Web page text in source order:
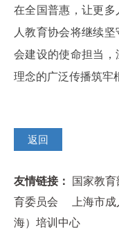
在全国普惠，让更
人教育协会将继续
会建设的使命担当
理念的广泛传播筑牢
返回
友情链接： 国家教育
育委员会
上海市
海）培训中心